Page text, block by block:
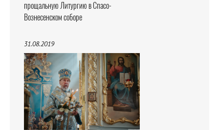
прощальную Литургию в Спасо-
Вознесенском соборе
31.08.2019